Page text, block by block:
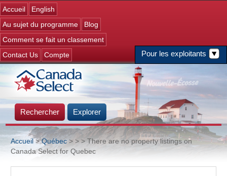
Accueil
English
Au sujet du programme
Blog
Pour les exploitants
Comment se fait un classement
Contact Us
Compte
Rechercher Explorer
Vous êtes ici
Accueil>Québec >>> There are no property listings on
Canada Select for Quebec